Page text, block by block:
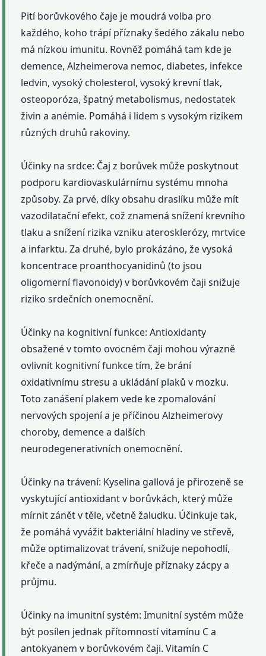
Pití borůvkového čaje je moudrá volba pro
každého, koho trápí příznaky šedého zákalu nebo
má nízkou imunitu. Rovněž pomáhá tam kde je
demence, Alzheimerova nemoc, diabetes, infekce
ledvin, vysoký cholesterol, vysoký krevní tlak,
osteoporóza, špatný metabolismus, nedostatek
živin a anémie. Pomáhá i lidem s vysokým rizikem
různých druhů rakoviny.
Účinky na srdce: Čaj z borůvek může poskytnout
podporu kardiovaskulárnímu systému mnoha
způsoby. Za prvé, díky obsahu draslíku může mít
vazodilatační efekt, což znamená snížení krevního
tlaku a snížení rizika vzniku aterosklerózy, mrtvice
a infarktu. Za druhé, bylo prokázáno, že vysoká
koncentrace proanthocyanidinů (to jsou
oligomerní flavonoidy) v borůvkovém čaji snižuje
riziko srdečních onemocnění.
Účinky na kognitivní funkce: Antioxidanty
obsažené v tomto ovocném čaji mohou výrazně
ovlivnit kognitivní funkce tím, že brání
oxidativnímu stresu a ukládání plaků v mozku.
Toto zanášení plakem vede ke zpomalování
nervových spojení a je příčinou Alzheimerovy
choroby, demence a dalších
neurodegenerativních onemocnění.
Účinky na trávení: Kyselina gallová je přirozeně se
vyskytující antioxidant v borůvkách, který může
mírnit zánět v těle, včetně žaludku. Účinkuje tak,
že pomáhá vyvážit bakteriální hladiny ve střevě,
může optimalizovat trávení, snižuje nepohodlí,
křeče a nadýmání, a zmírňuje příznaky zácpy a
průjmu.
Účinky na imunitní systém: Imunitní systém může
být posílen jednak přítomností vitamínu C a
antokyanem v borůvkovém čaji. Vitamín C